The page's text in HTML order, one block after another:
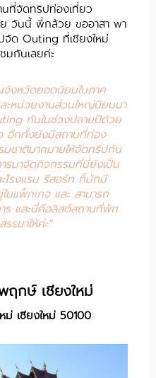
นที่จัดทริปท่องเที่ยว
วันนี้ พี่กล้วย ขออาสา พา
จัด Outing ที่เชียงใหม่
มกันเลยค่ะ
จังหวัดยอดนิยมในภาค
ะหน่วยงานส่วนใหญ่นิยมมา
กันในช่วงปลายปีด้วย
อีกทั้งยังมีสถานที่ท่อง
มชาติมากมายให้จัดทริปกัน
รมาจัดกิจกรรมที่นี่ยังเป็น
โรงแรม รีสอร์ท ก็มักมี
แพ็กเกจ และ สามารถ
ร และนี่คือลิสต์สถานที่พัก
รมาให้ค่ะ"
ฤกษ์ เชียงใหม่
ม่ เชียงใหม่ 50100